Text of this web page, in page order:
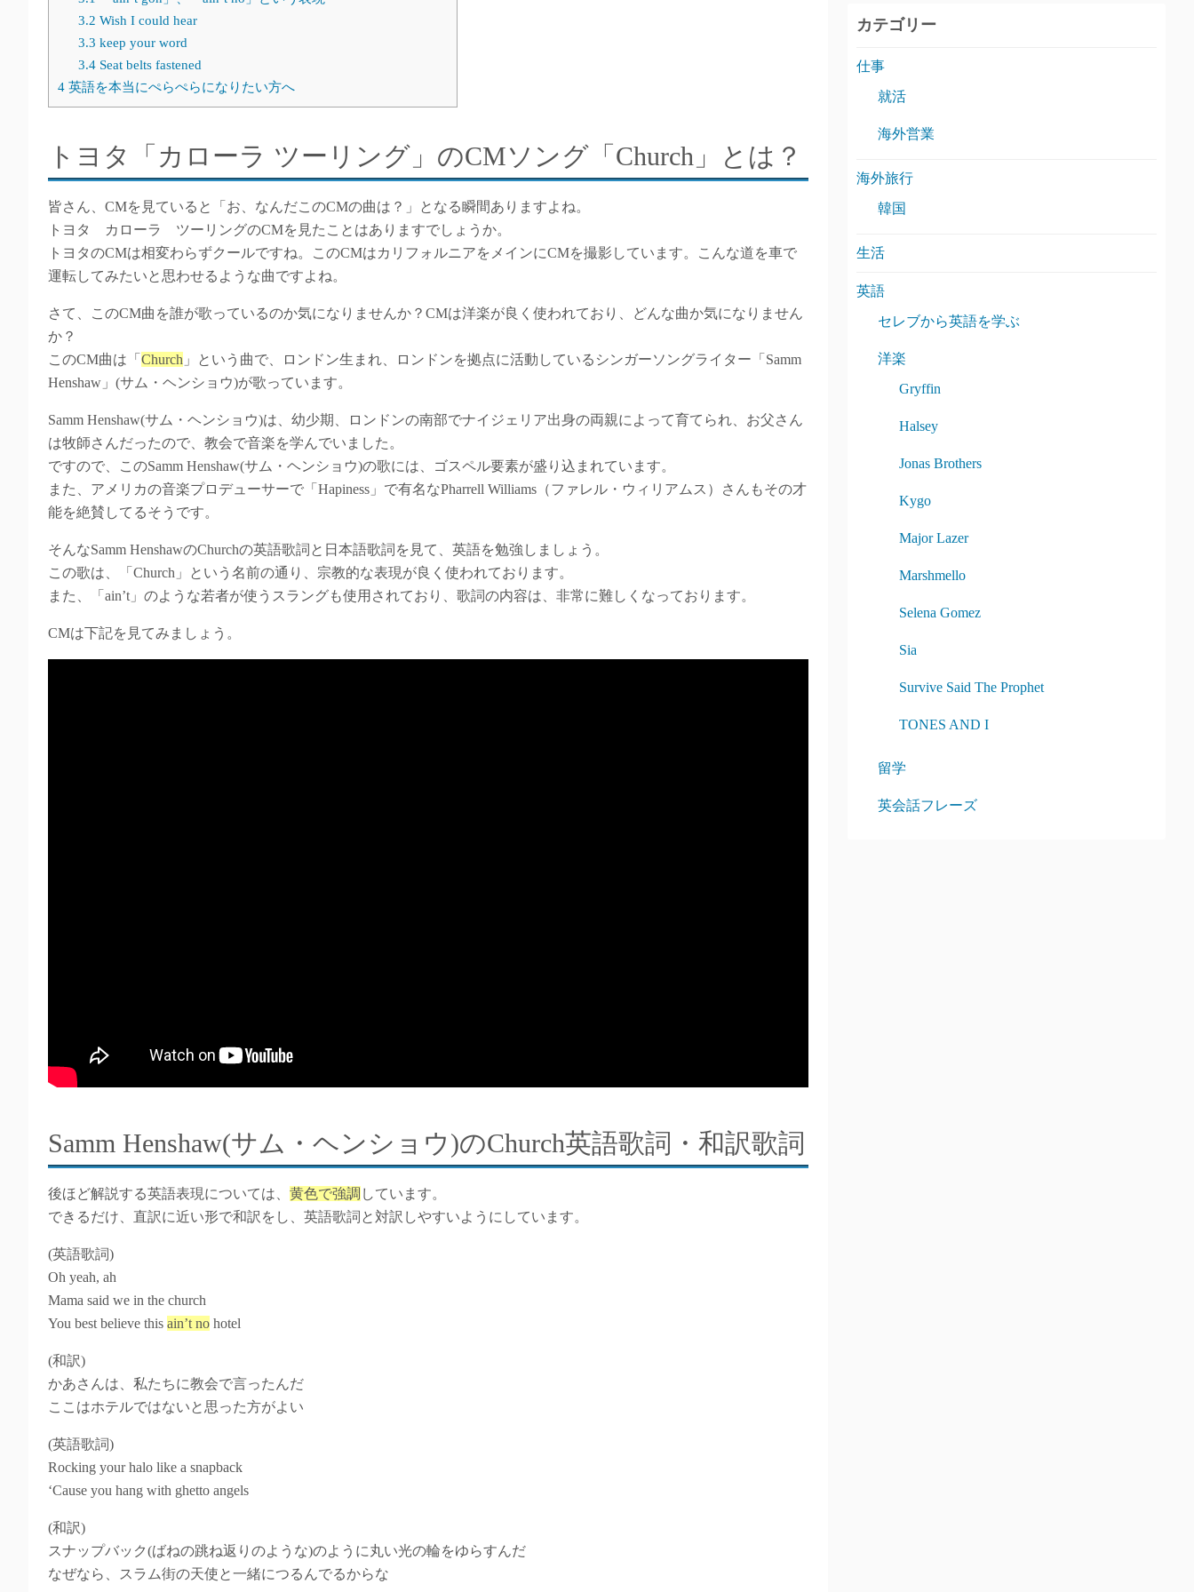
3.2 Wish I could hear
3.3 keep your word
3.4Seat belts fastened
4 英語を本当にぺらぺらになりたい方へ
トヨタ「カローラ ツーリング」のCMソング「Church」とは？
皆さん、CMを見ていると「お、なんだこのCMの曲は？」となる瞬間ありますよね。
トヨタ カローラ ツーリングのCMを見たことはありますでしょうか。
トヨタのCMは相変わらずクールですね。このCMはカリフォルニアをメインにCMを撮影しています。こんな道を車で
運転してみたいと思わせるような曲ですよね。
さて、このCM曲を誰が歌っているのか気になりませんか？CMは洋楽が良く使われており、どんな曲か気になりません
か？
このCM曲は「 Church 」という曲で、ロンドン生まれ、ロンドンを拠点に活動しているシンガーソングライター「Samm
Henshaw」(サム・ヘンショウ)が歌っています。
Samm Henshaw(サム・ヘンショウ)は、幼少期、ロンドンの南部でナイジェリア出身の両親によって育てられ、お父さん
は牧師さんだったので、教会で音楽を学んでいました。
ですので、このSamm Henshaw(サム・ヘンショウ)の歌には、ゴスペル要素が盛り込まれています。
また、アメリカの音楽プロデューサーで「Hapiness」で有名なPharrell Williams（ファレル・ウィリアムス）さんもその才
能を絶賛してるそうです。
そんなSamm HenshawのChurchの英語歌詞と日本語歌詞を見て、英語を勉強しましょう。
この歌は、「Church」という名前の通り、宗教的な表現が良く使われております。
また、「ain’t」のような若者が使うスラングも使用されており、歌詞の内容は、非常に難しくなっております。
CMは下記を見てみましょう。
Samm Henshaw(サム・ヘンショウ)のChurch英語歌詞・和訳歌詞
後ほど解説する英語表現については、 黄色で強調 しています。
できるだけ、直訳に近い形で和訳をし、英語歌詞と対訳しやすいようにしています。
(英語歌詞)
Oh yeah, ah
Mama said we in the church
You best believe this ain’t no hotel
(和訳)
かあさんは、私たちに教会で言ったんだ
ここはホテルではないと思った方がよい
(英語歌詞)
Rocking your halo like a snapback
‘Cause you hang with ghetto angels
(和訳)
スナップバック(ばねの跳ね返りのような)のように丸い光の輪をゆらすんだ
なぜなら、スラム街の天使と一緒につるんでるからな
カテゴリー
仕事
就活
海外営業
海外旅行
韓国
生活
英語
セレブから英語を学ぶ
洋楽
Gryffin
Halsey
Jonas Brothers
Kygo
Major Lazer
Marshmello
Selena Gomez
Sia
Survive Said The Prophet
TONES AND I
留学
英会話フレーズ